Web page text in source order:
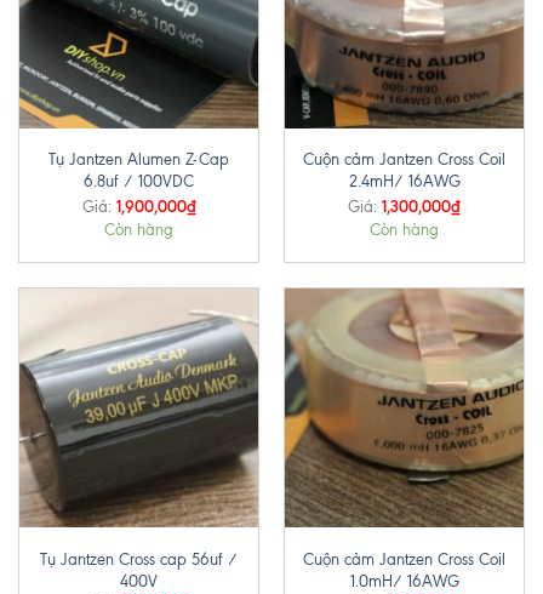
Tụ Jantzen Alumen Z-Cap
6.8uf / 100VDC
Giá: 1,900,000₫
Còn hàng
Cuộn cảm Jantzen Cross Coil
2.4mH/ 16AWG
Giá: 1,300,000₫
Còn hàng
Tụ Jantzen Cross cap 56uf /
400V
Cuộn cảm Jantzen Cross Coil
1.0mH/ 16AWG